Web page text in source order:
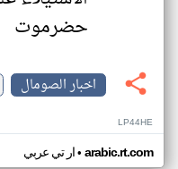
حضرموت
اخبار الصومال
LP44HE
ار تي عربي• arabic.rt.com